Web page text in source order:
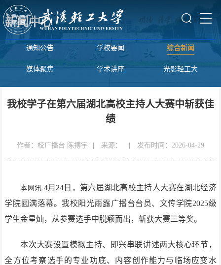
新闻中心
通知公告 学校要闻 综合新闻
媒体聚焦 学术讲座 光影轻工大
我校学子在第六届湖北高校主持人大赛中斩获佳
绩
作者：校广播台 陈搏宇 来源： 发布时间：2026-04-29
本网讯 4月24日，第六届湖北高校主持人大赛在湖北经济
学院圆满落幕。我校阳光雨露广播台台员、文传学院2025级
学生金星灿，从参赛选手中脱颖而出，斩获大赛三等奖。
本次大赛设置模拟主持、即兴串联讲述两大核心环节，
全方位考察选手的专业功底、内容创作能力与临场应变水